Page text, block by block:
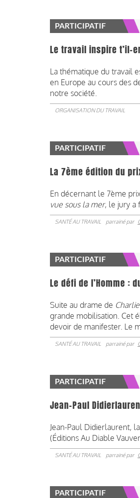
PARTICIPATIF
Le travail inspire t’il-
La thématique du travail
en Europe au cours des
notre société.
ORGANISATION DU TRAVAIL
PARTICIPATIF
La 7ème édition du
En décernant le 7ème
vue sous la mer, le jury a
SANTÉ AU TRAVAIL parrainé par
PARTICIPATIF
Le défi de l’Homme :
Suite au drame de
grande mobilisation. Cet
devoir de manifester. Le
SANTÉ AU TRAVAIL parrainé par
PARTICIPATIF
Jean-Paul
Jean-Paul Didierlaurent,
(Éditions Au Diable
SANTÉ AU TRAVAIL parrainé par
PARTICIPATIF